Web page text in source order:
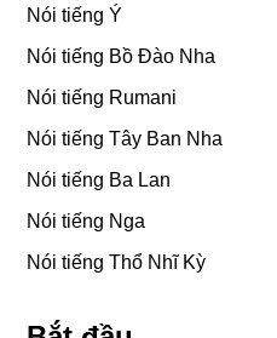
Nói tiếng Ý
Nói tiếng Bồ Đào Nha
Nói tiếng Rumani
Nói tiếng Tây Ban Nha
Nói tiếng Ba Lan
Nói tiếng Nga
Nói tiếng Thổ Nhĩ Kỳ